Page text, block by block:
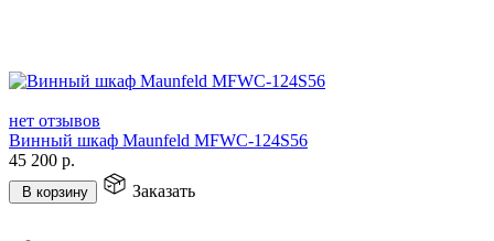
нет отзывов
Винный шкаф Maunfeld MFWC-124S56
45 200 р.
В корзину Заказать